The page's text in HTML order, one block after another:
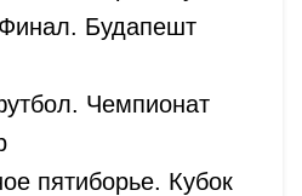
Будапешт
Чемпионат
пятиборье. Кубок